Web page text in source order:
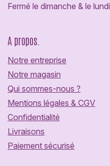
Fermé le dimanche & le lundi
A propos.
Notre entreprise
Notre magasin
Qui sommes-nous ?
Mentions légales & CGV
Confidentialité
Livraisons
Paiement sécurisé